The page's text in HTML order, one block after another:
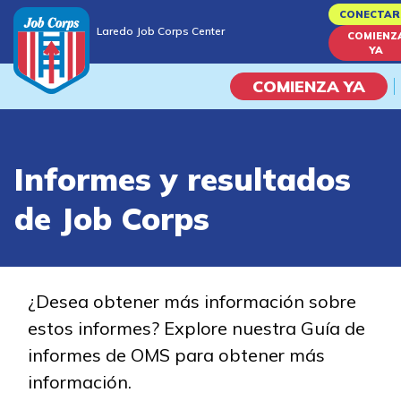
to
content
Laredo Job Corps Center
YA
COMIENZA YA
Vida En El Campus
Habilidades académicas
Estudiar
Programas de
Informes y resultados
de Job Corps
¿Desea obtener más información sobre
estos informes? Explore nuestra Guía de
informes de OMS para obtener más
información.